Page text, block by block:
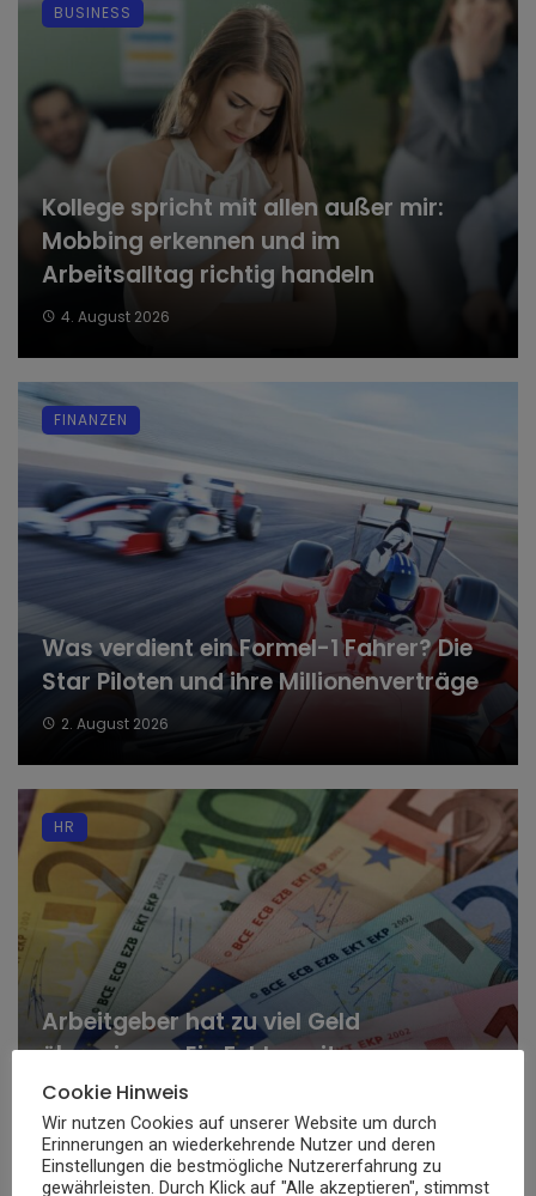
Kollege spricht mit allen außer mir:
Mobbing erkennen und im
Arbeitsalltag richtig handeln
4. August 2026
BUSINESS
Was verdient ein Formel-1 Fahrer? Die
Star Piloten und ihre Millionenverträge
2. August 2026
FINANZEN
Arbeitgeber hat zu viel Geld
überwiesen: Ein Fehler mit
weitreichenden Folgen
31. Juli 2026
HR
Cookie Hinweis
Wir nutzen Cookies auf unserer Website um durch
Erinnerungen an wiederkehrende Nutzer und deren
Einstellungen die bestmögliche Nutzererfahrung zu
gewährleisten. Durch Klick auf "Alle akzeptieren", stimmst